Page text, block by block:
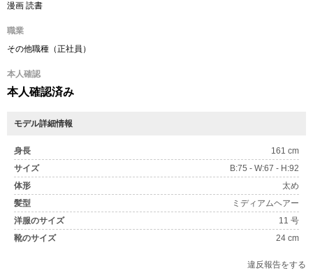
漫画 読書
職業
その他職種（正社員）
本人確認
本人確認済み
モデル詳細情報
身長
161 cm
サイズ
B:75 - W:67 - H:92
体形
太め
髪型
ミディアムヘアー
洋服のサイズ
11 号
靴のサイズ
24 cm
違反報告をする